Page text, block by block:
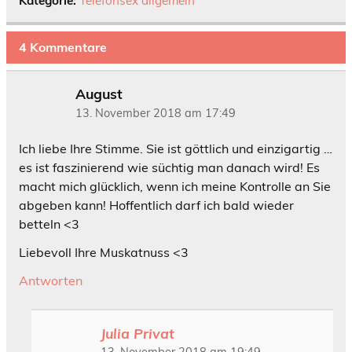
4 Kommentare
August
13. November 2018 am 17:49
Ich liebe Ihre Stimme. Sie ist göttlich und einzigartig …
es ist faszinierend wie süchtig man danach wird! Es
macht mich glücklich, wenn ich meine Kontrolle an Sie
abgeben kann! Hoffentlich darf ich bald wieder
betteln <3
Liebevoll Ihre Muskatnuss <3
Antworten
Julia Privat